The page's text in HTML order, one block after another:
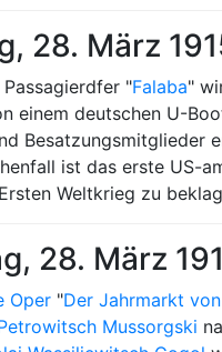
28. März
"Falaba"
einem deutschen U-
Besatzungsmitglieder
ist das erste US-
Weltkrieg zu
28. März
Oper "Der Jahrmarkt
Mussorgski